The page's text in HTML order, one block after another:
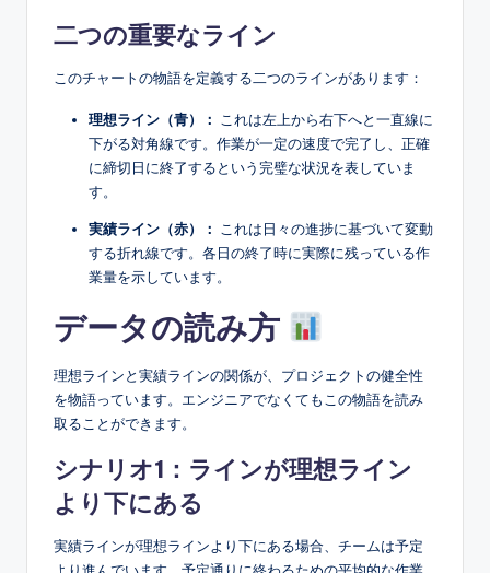
二つの重要なライン
このチャートの物語を定義する二つのラインがあります：
理想ライン（青）：
これは左上から右下へと一直線に
下がる対角線です。作業が一定の速度で完了し、正確
に締切日に終了するという完璧な状況を表していま
す。
実績ライン（赤）：
これは日々の進捗に基づいて変動
する折れ線です。各日の終了時に実際に残っている作
業量を示しています。
データの読み方
理想ラインと実績ラインの関係が、プロジェクトの健全性
を物語っています。エンジニアでなくてもこの物語を読み
取ることができます。
シナリオ1：ラインが理想ライン
より下にある
実績ラインが理想ラインより下にある場合、チームは予定
より進んでいます。予定通りに終わるための平均的な作業